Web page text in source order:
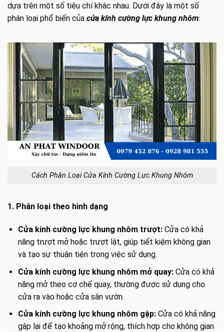
dựa trên một số tiêu chí khác nhau. Dưới đây là một số
phân loại phổ biến củacửa kính cường lực khung nhôm:
Cách Phân Loại Cửa Kính Cường Lực Khung Nhôm
1. Phân loại theo hình dạng
Cửa kính cường lực khung nhôm trượt:Cửa có khả
năng trượt mở hoặc trượt lật, giúp tiết kiệm không gian
và tạo sự thuận tiện trong việc sử dụng.
Cửa kính cường lực khung nhôm mở quay:Cửa có khả
năng mở theo cơ chế quay, thường được sử dụng cho
cửa ra vào hoặc cửa sân vườn.
Cửa kính cường lực khung nhôm gập:Cửa có khả năng
gập lại để tạo khoảng mở rộng, thích hợp cho không gian